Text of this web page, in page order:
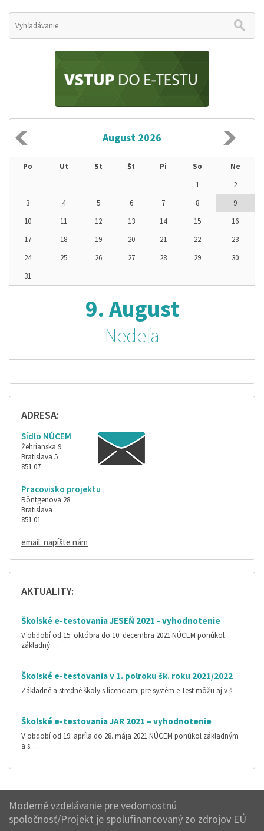
August 2026
Po Ut St Št Pi So
Ne
1
2
3
4 5 6 7 8
9
10
11 12 13 14 15
16
17
18 19 20 21 22
23
24
25 26 27 28 29
30
31
9. August
Nedeľa
ADRESA:
Sídlo NÚCEM
Žehrianska 9
Bratislava 5
851 07
Pracovisko projektu
Röntgenova 28
Bratislava
851 01
email: napíšte nám
AKTUALITY:
Školské e-testovania JESEŇ 2021 - vyhodnotenie
V období od 15. októbra do 10. decembra 2021 NÚCEM ponúkol
základný…
Školské e-testovania v 1. polroku šk. roku 2021/2022
Základné a stredné školy s licenciami pre systém e-Test môžu aj v š…
Školské e-testovania JAR 2021 – vyhodnotenie
V období od 19. apríla do 28. mája 2021 NÚCEM ponúkol základným
a s…
Moderné vzdelávanie pre vedomostnú
spoločnosť/Projekt je spolufinancovaný zo zdrojov EÚ